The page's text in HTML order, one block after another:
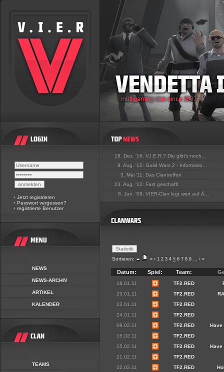
• Jetzt registrieren
• Passwort vergessen?
• registrierte Benutzer
NEWS
NEWS-ARCHIV
ARTIKEL
KALENDER
TEAMS
18. Dez. '16: V.I.E.R.? Die gibt's noch...
8. Aug. '12: Guild Wars 2 - Informatio...
3. Mai '11: Das Clantreffen
23. Aug. '12: Fast geschafft
8. Jun. '09: VIER-Clan legt wert auf Ä...
Sortieren: « ‹ 1 2 3 4 5 6 7 8 9 ... › »
Datum: Spiel: Team:
18.01.11 TF2.RED
23.01.11
TF2.RED
23.01.11
TF2.RED
24.01.11
TF2.RED
09.02.11
TF2.RED
Have
15.02.11
TF2.RED
15.02.11
TF2.RED
Have
21.02.11
TF2.RED
22.02.11
TF2.RED